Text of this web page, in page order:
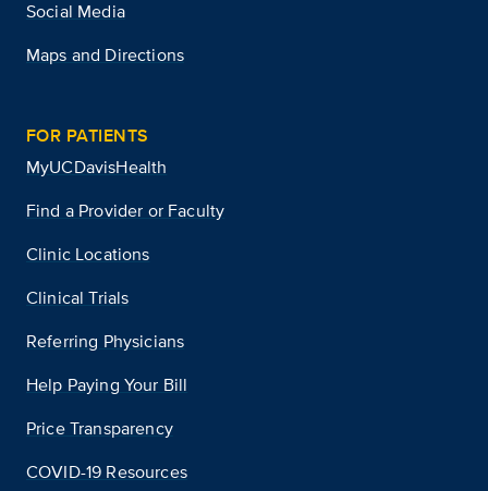
Social Media
Maps and Directions
FOR PATIENTS
MyUCDavisHealth
Find a Provider or Faculty
Clinic Locations
Clinical Trials
Referring Physicians
Help Paying Your Bill
Price Transparency
COVID-19 Resources